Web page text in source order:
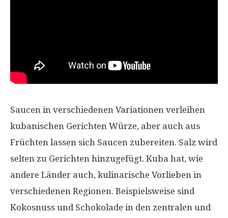
Saucen in verschiedenen Variationen verleihen
kubanischen Gerichten Würze, aber auch aus
Früchten lassen sich Saucen zubereiten. Salz wird
selten zu Gerichten hinzugefügt. Kuba hat, wie
andere Länder auch, kulinarische Vorlieben in
verschiedenen Regionen. Beispielsweise sind
Kokosnuss und Schokolade in den zentralen und